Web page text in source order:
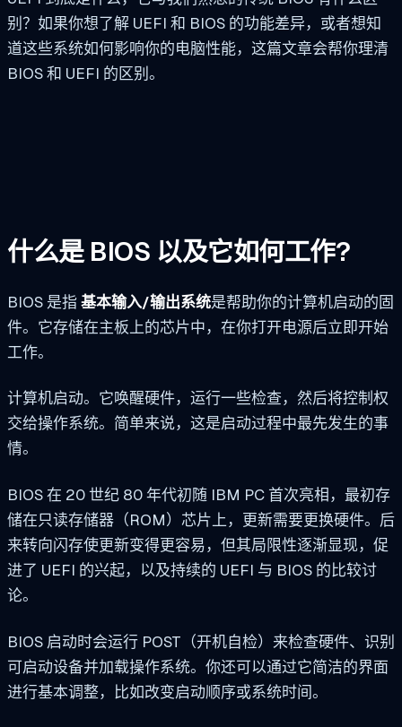
别？如果你想了解 UEFI 和 BIOS 的功能差异，或者想知
道这些系统如何影响你的电脑性能，这篇文章会帮你理清
BIOS 和 UEFI 的区别。
什么是 BIOS 以及它如何工作?
BIOS 是指基本输入/输出系统是帮助你的计算机启动的固
件。它存储在主板上的芯片中，在你打开电源后立即开始
工作。
计算机启动。它唤醒硬件，运行一些检查，然后将控制权
交给操作系统。简单来说，这是启动过程中最先发生的事
情。
BIOS 在 20 世纪 80 年代初随 IBM PC 首次亮相，最初存
储在只读存储器（ROM）芯片上，更新需要更换硬件。后
来转向闪存使更新变得更容易，但其局限性逐渐显现，促
进了 UEFI 的兴起，以及持续的 UEFI 与 BIOS 的比较讨
论。
BIOS 启动时会运行 POST（开机自检）来检查硬件、识别
可启动设备并加载操作系统。你还可以通过它简洁的界面
进行基本调整，比如改变启动顺序或系统时间。